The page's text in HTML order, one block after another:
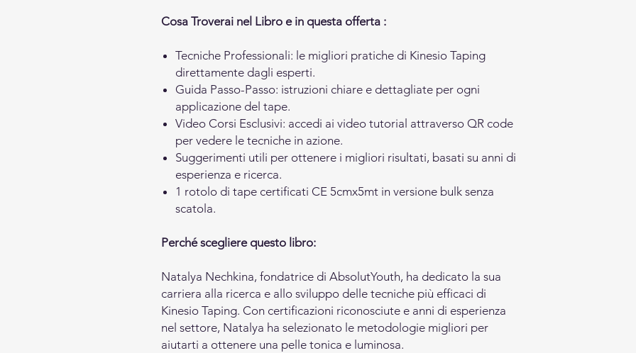
Cosa Troverai nel Libro e in questa offerta :
Tecniche Professionali: le migliori pratiche di Kinesio Taping
direttamente dagli esperti.
Guida Passo-Passo: istruzioni chiare e dettagliate per ogni
applicazione del tape.
Video Corsi Esclusivi: accedi ai video tutorial attraverso QR code
per vedere le tecniche in azione.
Suggerimenti utili per ottenere i migliori risultati, basati su anni di
esperienza e ricerca.
1 rotolo di tape certificati CE 5cmx5mt in versione bulk senza
scatola.
Perché scegliere questo libro:
Natalya Nechkina, fondatrice di AbsolutYouth, ha dedicato la sua
carriera alla ricerca e allo sviluppo delle tecniche più efficaci di
Kinesio Taping. Con certificazioni riconosciute e anni di esperienza
nel settore, Natalya ha selezionato le metodologie migliori per
aiutarti a ottenere una pelle tonica e luminosa.